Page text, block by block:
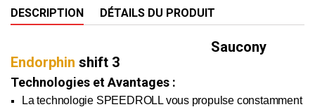
DESCRIPTION DÉTAILS DU PRODUIT
Saucony
Endorphin shift 3
Technologies et Avantages :
La technologie SPEEDROLL vous propulse constamment